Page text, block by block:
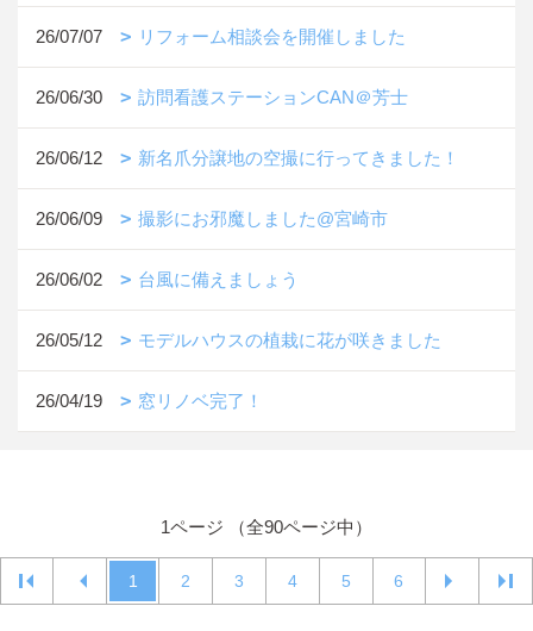
26/07/07 リフォーム相談会を開催しました
26/06/30 訪問看護ステーションCAN＠芳士
26/06/12 新名爪分譲地の空撮に行ってきました！
26/06/09 撮影にお邪魔しました@宮崎市
26/06/02 台風に備えましょう
26/05/12 モデルハウスの植栽に花が咲きました
26/04/19 窓リノベ完了！
1ページ （全90ページ中）
1 2 3 4 5 6